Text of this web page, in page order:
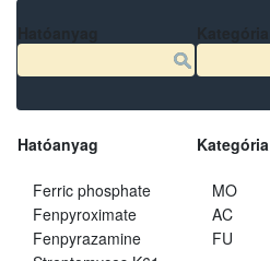
Hatóanyag Kategória
Ferric phosphate
MO
Fenpyroximate
AC
Fenpyrazamine
FU